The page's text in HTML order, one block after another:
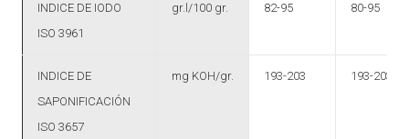
INDICE DE IODO
ISO 3961
gr.l/100 gr. 82-95 80-95
INDICE DE
SAPONIFICACIÓN
ISO 3657
mg KOH/gr. 193-203 193-203